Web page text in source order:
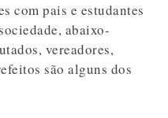
com pais e estudantes
abaixo-
vereadores,
são alguns dos